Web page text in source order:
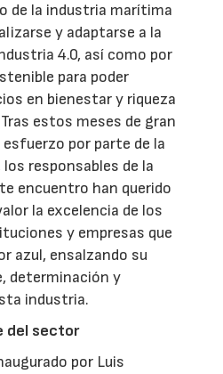
de la industria marítima
y adaptarse a la
4.0, así como por
para poder
en bienestar y riqueza
estos meses de gran
por parte de la
responsables de la
encuentro han querido
la excelencia de los
y empresas que
azul, ensalzando su
determinación y
industria.
del sector
por Luis